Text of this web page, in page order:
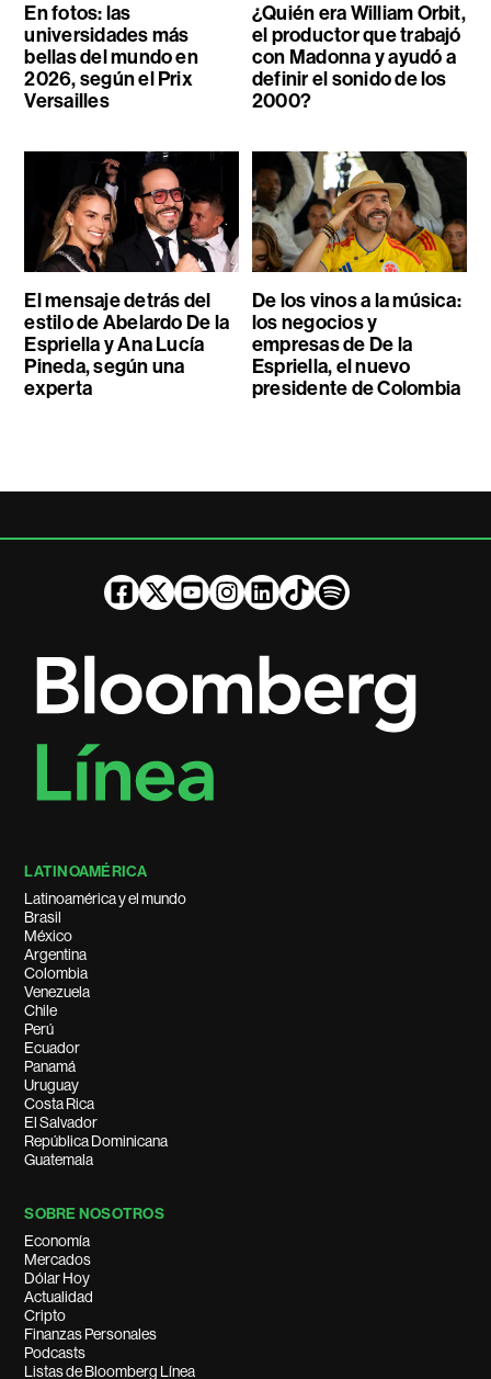
En fotos: las
universidades más
bellas del mundo en
2026, según el Prix
Versailles
¿Quién era William Orbit,
el productor que trabajó
con Madonna y ayudó a
definir el sonido de los
2000?
El mensaje detrás del
estilo de Abelardo De la
Espriella y Ana Lucía
Pineda, según una
experta
De los vinos a la música:
los negocios y
empresas de De la
Espriella, el nuevo
presidente de Colombia
LATINOAMÉRICA
Latinoamérica y el mundo
Brasil
México
Argentina
Colombia
Venezuela
Chile
Perú
Ecuador
Panamá
Uruguay
Costa Rica
El Salvador
República Dominicana
Guatemala
SOBRE NOSOTROS
Economía
Mercados
Dólar Hoy
Actualidad
Cripto
Finanzas Personales
Podcasts
Listas de Bloomberg Línea